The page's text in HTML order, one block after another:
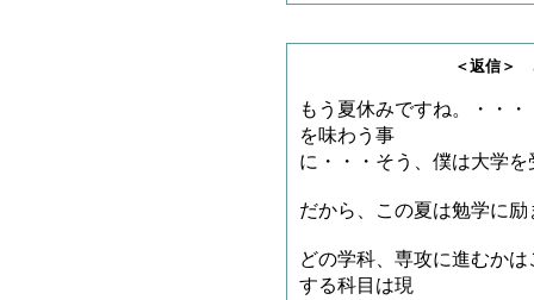
＜返信＞ さすらいの
もう夏休みですね。・・
を味わう事
に・・・そう、僕は大学
だから、この夏は勉学に
どの学科、専攻に進むか
する科目は現